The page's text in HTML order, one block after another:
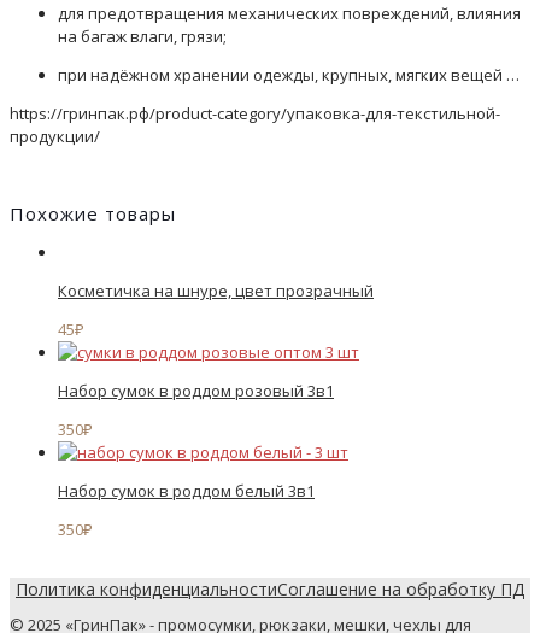
для предотвращения механических повреждений , влияния
на багаж влаги, грязи;
при надёжном хранении одежды, крупных, мягких вещей …
https://гринпак.рф/product-category/упаковка-для-текстильной-
продукции/
Похожие товары
Косметичка на шнуре, цвет прозрачный
45₽
Набор сумок в роддом розовый 3в1
350₽
Набор сумок в роддом белый 3в1
350₽
Политика конфиденциальностиСоглашение на обработку ПД
© 2025 «ГринПак» - промосумки, рюкзаки, мешки, чехлы для